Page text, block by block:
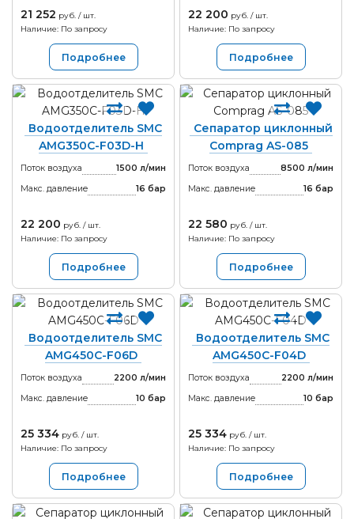
21 252 руб. / шт.
Наличие: По запросу
Подробнее
22 200 руб. / шт.
Наличие: По запросу
Подробнее
Водоотделитель SMC
AMG350C-F03D-H
Поток воздуха
1500 л/мин
Макс. давление
16 бар
22 200 руб. / шт.
Наличие: По запросу
Подробнее
Сепаратор циклонный
Comprag AS-085
Поток воздуха
8500 л/мин
Макс. давление
16 бар
22 580 руб. / шт.
Наличие: По запросу
Подробнее
Водоотделитель SMC
AMG450C-F06D
Поток воздуха
2200 л/мин
Макс. давление
10 бар
25 334 руб. / шт.
Наличие: По запросу
Подробнее
Водоотделитель SMC
AMG450C-F04D
Поток воздуха
2200 л/мин
Макс. давление
10 бар
25 334 руб. / шт.
Наличие: По запросу
Подробнее